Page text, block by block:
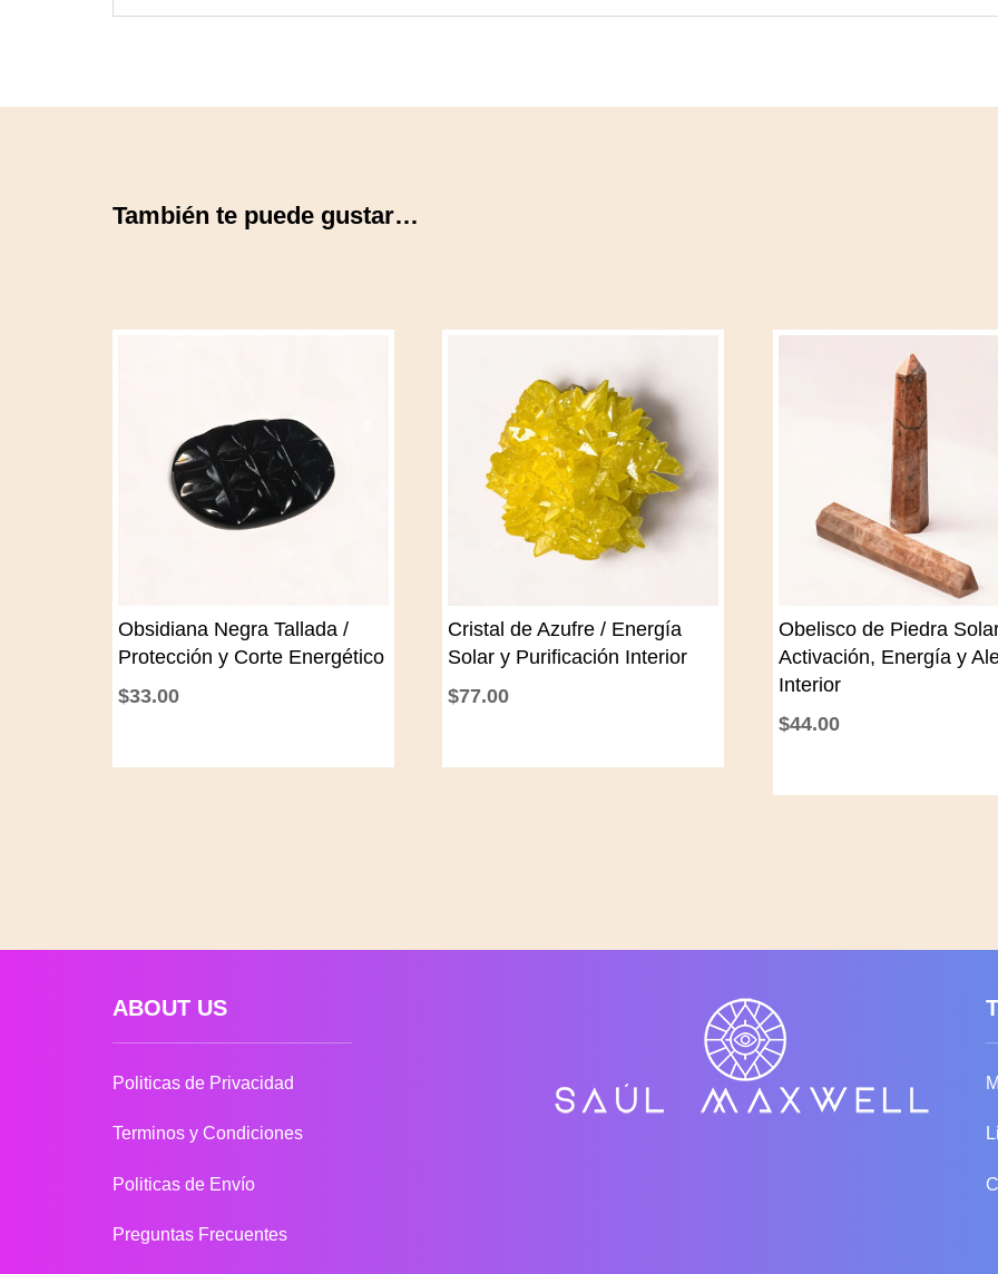
También te puede gustar…
Obsidiana Negra Tallada /
Protección y Corte Energético
$33.00
Cristal de Azufre / Energía
Solar y Purificación Interior
$77.00
Obelisco de Piedra
Activación, Energía y
Interior
$44.00
ABOUT US
Politicas de Privacidad
Terminos y Condiciones
Politicas de Envío
Preguntas Frecuentes